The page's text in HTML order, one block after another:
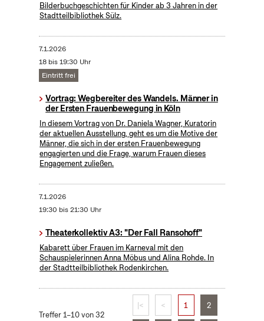
Bilderbuchgeschichten für Kinder ab 3 Jahren in der
Stadtteilbibliothek Sülz.
7.1.2026
18 bis 19:30 Uhr
Eintritt frei
Vortrag: Wegbereiter des Wandels. Männer in
der Ersten Frauenbewegung in Köln
In diesem Vortrag von Dr. Daniela Wagner, Kuratorin
der aktuellen Ausstellung, geht es um die Motive der
Männer, die sich in der ersten Frauenbewegung
engagierten und die Frage, warum Frauen dieses
Engagement zuließen.
7.1.2026
19:30 bis 21:30 Uhr
Theaterkollektiv A3: "Der Fall Ransohoff"
Kabarett über Frauen im Karneval mit den
Schauspielerinnen Anna Möbus und Alina Rohde. In
der Stadtteilbibliothek Rodenkirchen.
Treffer 1–10 von 32
|< < 1 2